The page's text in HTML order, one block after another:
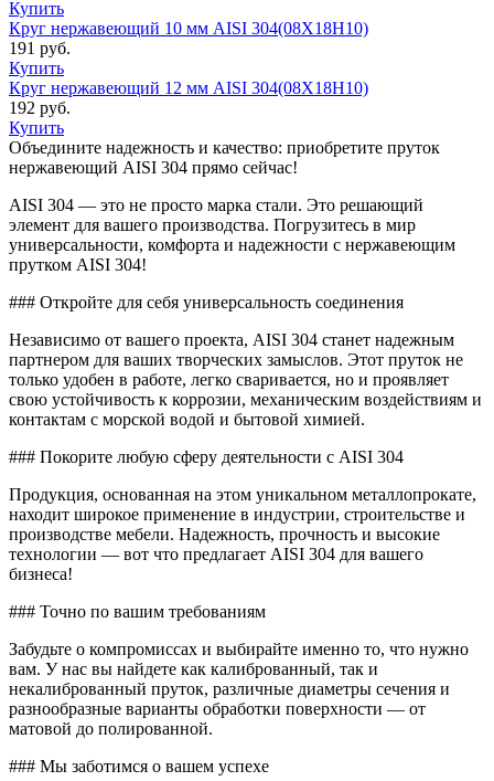
Купить
Круг нержавеющий 10 мм AISI 304(08Х18Н10)
191 руб.
Купить
Круг нержавеющий 12 мм AISI 304(08Х18Н10)
192 руб.
Купить
Объедините надежность и качество: приобретите пруток
нержавеющий AISI 304 прямо сейчас!
AISI 304 — это не просто марка стали. Это решающий
элемент для вашего производства. Погрузитесь в мир
универсальности, комфорта и надежности с нержавеющим
прутком AISI 304!
### Откройте для себя универсальность соединения
Независимо от вашего проекта, AISI 304 станет надежным
партнером для ваших творческих замыслов. Этот пруток не
только удобен в работе, легко сваривается, но и проявляет
свою устойчивость к коррозии, механическим воздействиям и
контактам с морской водой и бытовой химией.
### Покорите любую сферу деятельности с AISI 304
Продукция, основанная на этом уникальном металлопрокате,
находит широкое применение в индустрии, строительстве и
производстве мебели. Надежность, прочность и высокие
технологии — вот что предлагает AISI 304 для вашего
бизнеса!
### Точно по вашим требованиям
Забудьте о компромиссах и выбирайте именно то, что нужно
вам. У нас вы найдете как калиброванный, так и
некалиброванный пруток, различные диаметры сечения и
разнообразные варианты обработки поверхности — от
матовой до полированной.
### Мы заботимся о вашем успехе